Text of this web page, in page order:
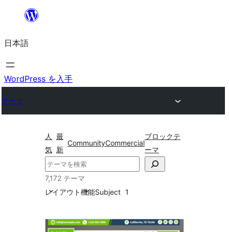
を
ス
キ
プ
日本語
WordPress を入手
テーマ
人
気
最
新
CommunityCommercial
ブロックテ
ーマ
検
索
7,172 テーマ
レイアウト機能Subject 1
ブ